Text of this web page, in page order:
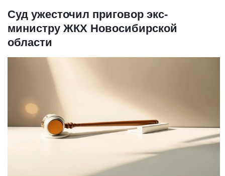
Суд ужесточил приговор экс-
министру ЖКХ Новосибирской
области